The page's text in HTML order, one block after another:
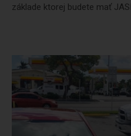
základe ktorej budete mať